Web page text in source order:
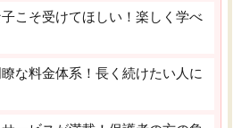
子こそ受けてほしい！楽しく学べ
な料金体系！長く続けたい人に